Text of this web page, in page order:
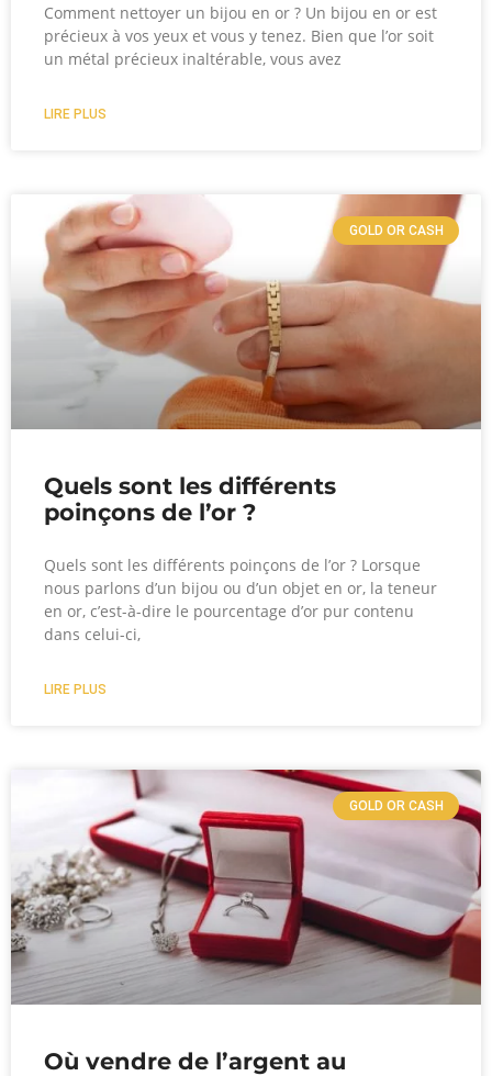
Comment nettoyer un bijou en or ? Un bijou en or est
précieux à vos yeux et vous y tenez. Bien que l’or soit
un métal précieux inaltérable, vous avez
LIRE PLUS
GOLD OR CASH
Quels sont les différents
poinçons de l’or ?
Quels sont les différents poinçons de l’or ? Lorsque
nous parlons d’un bijou ou d’un objet en or, la teneur
en or, c’est-à-dire le pourcentage d’or pur contenu
dans celui-ci,
LIRE PLUS
GOLD OR CASH
Où vendre de l’argent au